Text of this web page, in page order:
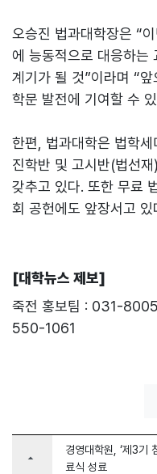
오승진 법과대학장은 “
에 능동적으로 대응하는
계기가 될 것”이라며 “
학문 발전에 기여할 수
한편, 법과대학은 법학
진학반 및 고시반(법선
갖추고 있다. 또한 무료
회 공헌에도 앞장서고 있
[대학뉴스 제보]
죽전 홍보팀 : 031-
550-1061
arrow_drop_up
경영대학원, ‘제3기
료식 성료